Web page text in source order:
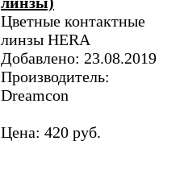
Цветные контактные
линзы HERA
Добавлено: 23.08.2019
Производитель:
Dreamcon
Цена: 420 руб.